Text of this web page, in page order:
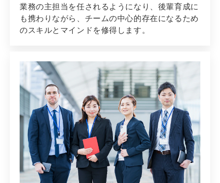
業務の主担当を任されるようになり、後輩育成に
も携わりながら、チームの中心的存在になるため
のスキルとマインドを修得します。